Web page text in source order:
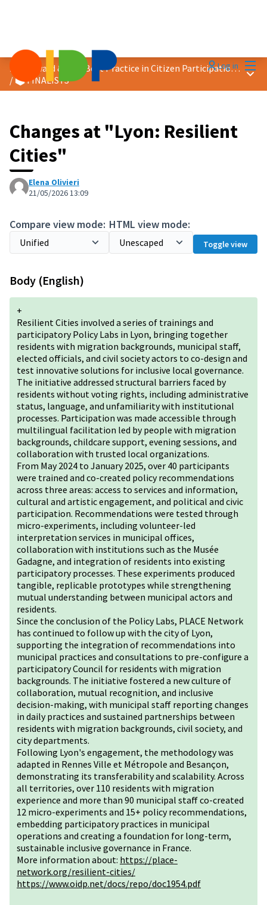
Log in
2026 Award &quot;Best Practice in Citizen Participation&quot;
/🗳️ FINALISTS
Main
Changes at "Lyon: Resilient
Cities"
Elena Olivieri
21/05/2026 13:09
Compare view mode: HTML view mode:
Toggle view
Body (English)
+
Resilient Cities involved a series of trainings and
participatory Policy Labs in Lyon, bringing together
residents with migration backgrounds, municipal staff,
elected officials, and civil society actors to co-design and
test innovative solutions for inclusive local governance.
The initiative addressed structural barriers faced by
residents without voting rights, including administrative
status, language, and unfamiliarity with institutional
processes. Participation was made accessible through
multilingual facilitation led by people with migration
backgrounds, childcare support, evening sessions, and
collaboration with trusted local organizations.
From May 2024 to January 2025, over 40 participants
were trained and co-created policy recommendations
across three areas: access to services and information,
cultural and artistic engagement, and political and civic
participation. Recommendations were tested through
micro-experiments, including volunteer-led
interpretation services in municipal offices,
collaboration with institutions such as the Musée
Gadagne, and integration of residents into existing
participatory processes. These experiments produced
tangible, replicable prototypes while strengthening
mutual understanding between municipal actors and
residents.
Since the conclusion of the Policy Labs, PLACE Network
has continued to follow up with the city of Lyon,
supporting the integration of recommendations into
municipal practices and consultations to pre-configure a
participatory Council for residents with migration
backgrounds. The initiative fostered a new culture of
collaboration, mutual recognition, and inclusive
decision-making, with municipal staff reporting changes
in daily practices and sustained partnerships between
residents with migration backgrounds, civil society, and
city departments.
Following Lyon's engagement, the methodology was
adapted in Rennes Ville et Métropole and Besançon,
demonstrating its transferability and scalability. Across
all territories, over 110 residents with migration
experience and more than 90 municipal staff co-created
12 micro-experiments and 15+ policy recommendations,
embedding participatory practices in municipal
operations and creating a foundation for long-term,
sustainable inclusive governance in France.
More information about: https://place-
network.org/resilient-cities/
https://www.oidp.net/docs/repo/doc1954.pdf